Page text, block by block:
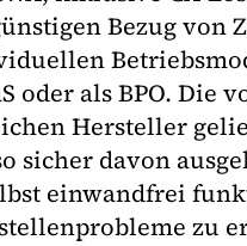
Bezug von
oder als BPO. Die
Hersteller
sicher davon
einwandfrei
zu